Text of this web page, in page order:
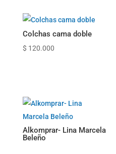
Colchas cama doble
$ 120.000
Alkomprar- Lina Marcela
Beleño